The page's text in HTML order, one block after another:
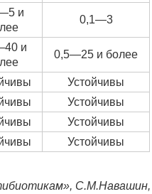
и
0,1—3
и
0,5—25 и более
Устойчивы
Устойчивы
Устойчивы
Устойчивы
С.М.Навашин,